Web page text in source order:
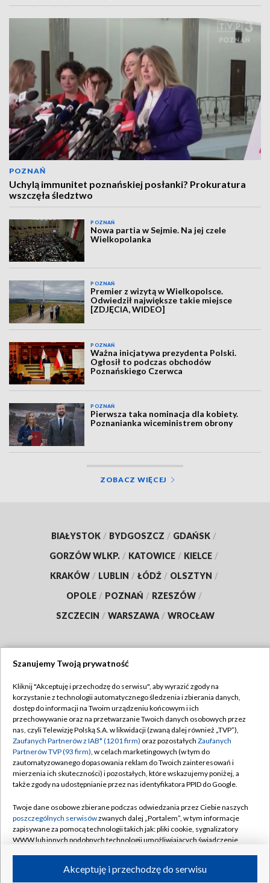
POZNAŃ
Uchylą immunitet poznańskiej posłanki? Prokuratura
wszczęła śledztwo
POZNAŃ
Nowa partia w Sejmie. Na jej czele
Wielkopolanka
POZNAŃ
Premier z wizytą w Wielkopolsce.
Odwiedził największe takie miejsce
[ZDJĘCIA, WIDEO]
POZNAŃ
Ważna inicjatywa prezydenta Polski.
Ogłosił to podczas obchodów
Poznańskiego Czerwca
POZNAŃ
Pierwsza taka nominacja dla kobiety.
Poznanianka wiceministrem obrony
ZOBACZ WIĘCEJ
BIAŁYSTOK / BYDGOSZCZ / GDAŃSK /
GORZÓW WLKP. / KATOWICE / KIELCE /
KRAKÓW / LUBLIN / ŁÓDŹ / OLSZTYN /
OPOLE / POZNAŃ / RZESZÓW /
SZCZECIN / WARSZAWA / WROCŁAW
TVP
Abonament TVP
Emisja w TVP
Centrum informacji TVP
Naziemna Telewizja Cyfrowa
Rada Programowa
System NOS
Informacje o nadawcy
Program dla prasy
Regulamin TVP
Polityka prywatności
Moje zgody
Pomoc
Kontakt
Kanały
Szanujemy Twoją prywatność
Kliknij "Akceptuję i przechodzę do serwisu", aby wyrazić zgody na
korzystanie z technologii automatycznego śledzenia i zbierania danych,
dostęp do informacji na Twoim urządzeniu końcowym i ich
przechowywanie oraz na przetwarzanie Twoich danych osobowych przez
nas, czyli Telewizję Polską S.A. w likwidacji (zwaną dalej również „TVP”),
Zaufanych Partnerów z IAB* (1201 firm) oraz pozostałych Zaufanych
Partnerów TVP (93 firm), w celach marketingowych (w tym do
zautomatyzowanego dopasowania reklam do Twoich zainteresowań i
mierzenia ich skuteczności) i pozostałych, które wskazujemy poniżej, a
także zgody na udostępnianie przez nas identyfikatora PPID do Google.
Twoje dane osobowe zbierane podczas odwiedzania przez Ciebie naszych
poszczególnych serwisówzwanych dalej „Portalem”, w tym informacje
zapisywane za pomocą technologii takich jak: pliki cookie, sygnalizatory
WWW lub innych podobnych technologii umożliwiających świadczenie
ruchu w Internecie.Akceptuję i przechodzę do serwisu